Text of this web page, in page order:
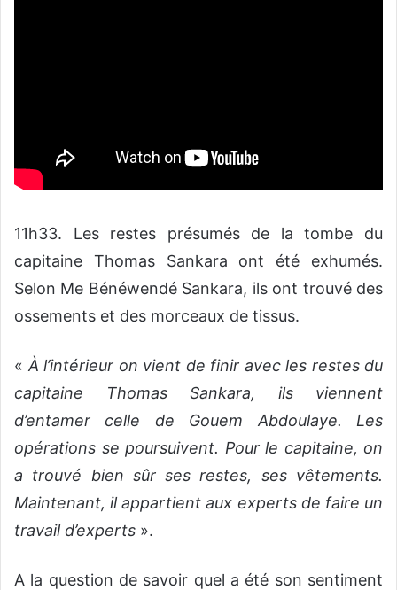
11h33. Les restes présumés de la tombe du
capitaine Thomas Sankara ont été exhumés.
Selon Me Bénéwendé Sankara, ils ont trouvé des
ossements et des morceaux de tissus.
« À l’intérieur on vient de finir avec les restes du
capitaine Thomas Sankara, ils viennent
d’entamer celle de Gouem Abdoulaye. Les
opérations se poursuivent. Pour le capitaine, on
a trouvé bien sûr ses restes, ses vêtements.
Maintenant, il appartient aux experts de faire un
travail d’experts ».
A la question de savoir quel a été son sentiment